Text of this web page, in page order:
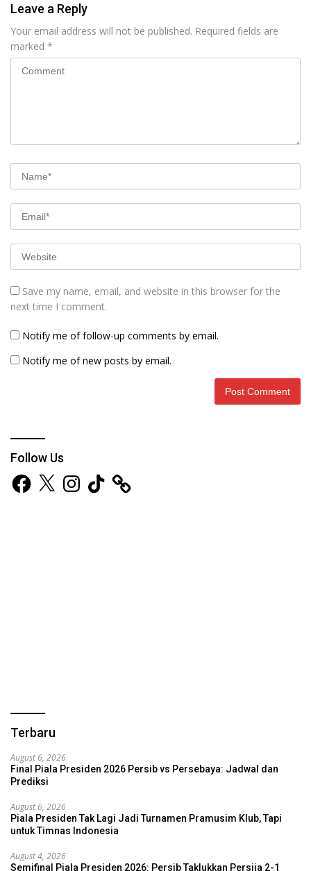
Leave a Reply
Your email address will not be published. Required fields are
marked *
Save my name, email, and website in this browser for the
next time I comment.
Notify me of follow-up comments by email.
Notify me of new posts by email.
Follow Us
Facebook
X Instagram
TikTok
Terbaru
August 6, 2026
Final Piala Presiden 2026 Persib vs Persebaya: Jadwal dan
Prediksi
August 6, 2026
Piala Presiden Tak Lagi Jadi Turnamen Pramusim Klub, Tapi
untuk Timnas Indonesia
August 4, 2026
Semifinal Piala Presiden 2026: Persib Taklukkan Persija 2-1